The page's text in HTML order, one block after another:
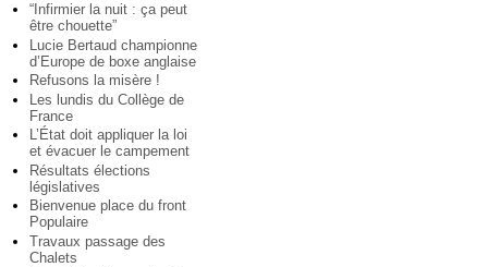
“Infirmier la nuit : ça peut
être chouette”
Lucie Bertaud championne
d’Europe de boxe anglaise
Refusons la misère !
Les lundis du Collège de
France
L’État doit appliquer la loi
et évacuer le campement
Résultats élections
législatives
Bienvenue place du front
Populaire
Travaux passage des
Chalets